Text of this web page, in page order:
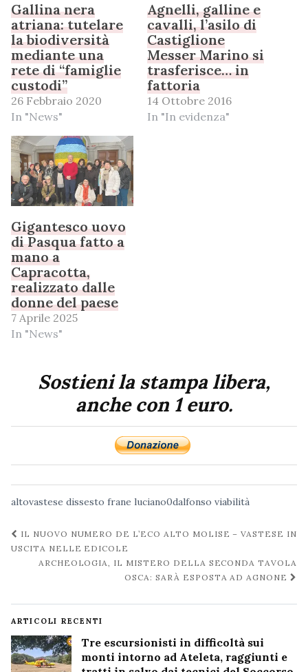
Gallina nera
atriana: tutelare
la biodiversità
mediante una
rete di “famiglie
custodi”
26 Febbraio 2020
In "News"
Agnelli, galline e
cavalli, l’asilo di
Castiglione
Messer Marino si
trasferisce… in
fattoria
14 Ottobre 2016
In "In evidenza"
Gigantesco uovo
di Pasqua fatto a
mano a
Capracotta,
realizzato dalle
donne del paese
7 Aprile 2025
In "News"
Sostieni la stampa libera,
anche con 1 euro.
altovastese dissesto frane luciano0dalfonso viabilità
Navigazione
post
IL NUOVO NUMERO DE L’ECO ALTO MOLISE – VASTESE IN
USCITA NELLE EDICOLE
ARCHEOLOGIA, IL MISTERO DELLA SECONDA TAVOLA
OSCA: SARÀ ESPOSTA AD AGNONE
ARTICOLI RECENTI
Tre escursionisti in difficoltà sui
monti intorno ad Ateleta, raggiunti e